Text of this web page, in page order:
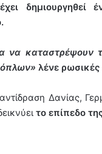
να
λένε
Δανίας,
το επίπεδο